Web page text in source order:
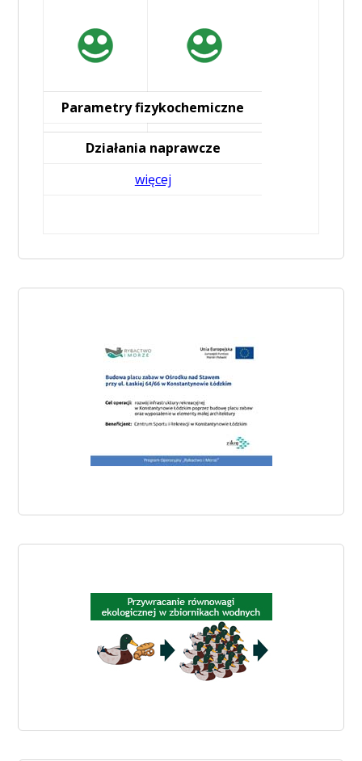
Parametry fizykochemiczne
Działania naprawcze
więcej